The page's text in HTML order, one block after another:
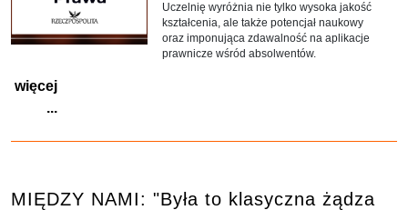
Uczelnię wyróżnia nie tylko wysoka jakość
kształcenia, ale także potencjał naukowy
oraz imponująca zdawalność na aplikacje
prawnicze wśród absolwentów.
więcej
...
MIĘDZY NAMI: "Była to klasyczna żądza